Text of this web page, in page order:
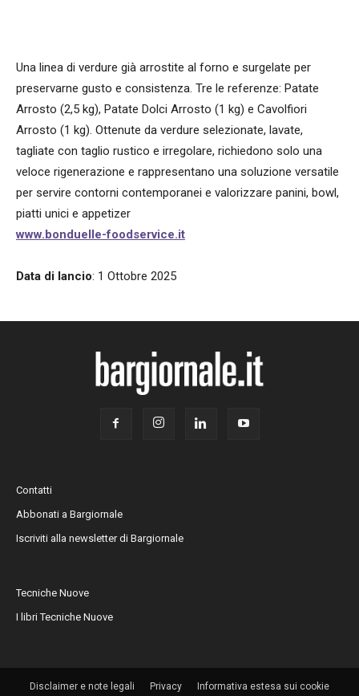
Una linea di verdure già arrostite al forno e surgelate per
preservarne gusto e consistenza. Tre le referenze: Patate
Arrosto (2,5 kg), Patate Dolci Arrosto (1 kg) e Cavolfiori
Arrosto (1 kg). Ottenute da verdure selezionate, lavate,
tagliate con taglio rustico e irregolare, richiedono solo una
veloce rigenerazione e rappresentano una soluzione versatile
per servire contorni contemporanei e valorizzare panini, bowl,
piatti unici e appetizer
www.bonduelle-foodservice.it
Data di lancio: 1 Ottobre 2025
Contatti
Abbonati a Bargiornale
Iscriviti alla newsletter di Bargiornale
Tecniche Nuove
I libri Tecniche Nuove
Disclaimer e note legali Privacy Informativa estesa sui cookie